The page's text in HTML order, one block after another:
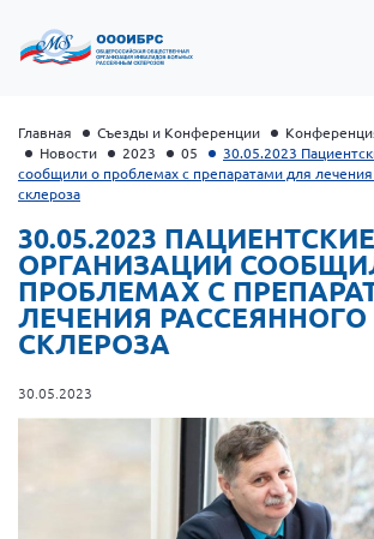
Президент Власов Я.В.
Первый вице-президент Кичигина
Генеральный директор
Вице-президент Зрячева Н.В.
Главная Съезды и Конференции
Новости
2023 05
30.05.2023
сообщили о проблемах с препаратами для лечения
склероза
30.05.2023 ПАЦИЕНТСКИЕ
ОРГАНИЗАЦИИ
ПРОБЛЕМАХ С
ЛЕЧЕНИЯ РАССЕЯННОГО
СКЛЕРОЗА
30.05.2023